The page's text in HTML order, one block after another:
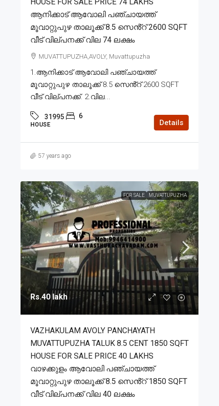
ആനിക്കാട് ആവോലി പഞ്ചായത്ത്
മൂവാറ്റുപുഴ താലൂക്ക് 8.5 സെൻ്റ് 2600 SQFT
വീട് വില്പനക്ക് വില 74 ലക്ഷം
MUVATTUPUZHA,AVOLY, Muvattupuzha
1.ആനിക്കാട് ആവോലി പഞ്ചായത്ത്
മൂവാറ്റുപുഴ താലൂക്ക് 8.5 സെൻ്റ് 2600 SQFT
വീട് വില്പനക്ക്. 2.വില...
31995 6
HOUSE Details
57 years ago
FOR SALE MUVATTUPUZHA
Rs.40 lakh
VAZHAKULAM AVOLY PANCHAYATH
MUVATTUPUZHA TALUK 8.5 CENT 1850 SQFT
HOUSE FOR SALE PRICE 40 LAKHS
വാഴക്കുളം ആവോലി പഞ്ചായത്ത്
മൂവാറ്റുപുഴ താലൂക്ക് 8.5 സെൻ്റ് 1850 SQFT
വീട് വില്പനക്ക് വില 40 ലക്ഷം